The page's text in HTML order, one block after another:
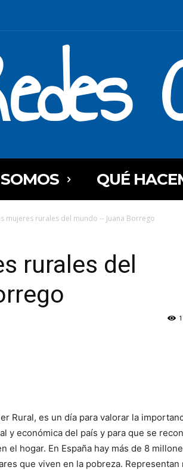
QUÉ
mujeres rurales del mundo -- Juana Borrego
rurales del
Rural, es un día para valorar la
y económica del país y para que se
el hogar. En España hay más de 8
que viven en la pobreza. Representan